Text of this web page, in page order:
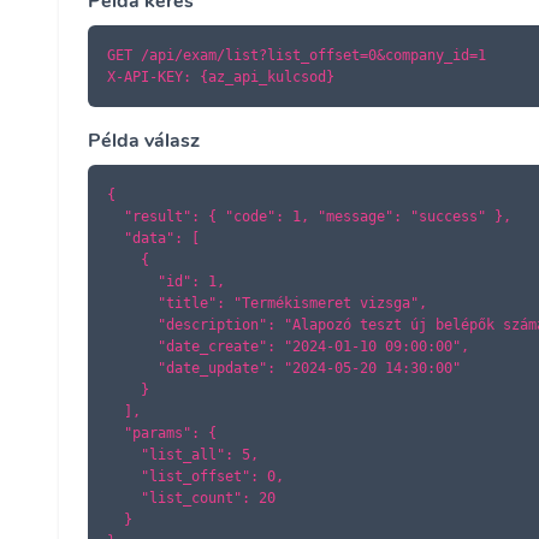
GET /api/exam/list?list_offset=0&company_id=1
X-API-KEY: {az_api_kulcsod}
Példa válasz
{
  "result": { "code": 1, "message": "success" },
  "data": [
    {
      "id": 1,
      "title": "Termékismeret vizsga",
"description": "Alapozó teszt új belépők
      "date_create": "2024-01-10 09:00:00",
      "date_update": "2024-05-20 14:30:00"
    }
  ],
  "params": {
    "list_all": 5,
    "list_offset": 0,
    "list_count": 20
  }